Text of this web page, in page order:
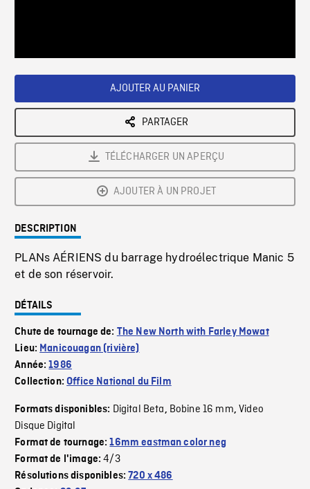
AJOUTER AU PANIER
PARTAGER
TÉLÉCHARGER UN APERÇU
AJOUTER À UN PROJET
DESCRIPTION
PLANs AÉRIENS du barrage hydroélectrique Manic 5
et de son réservoir.
DÉTAILS
Chute de tournage de: The New North with Farley Mowat
Lieu: Manicouagan (rivière)
Année:1986
Collection:Office National du Film
Formats disponibles: Digital Beta, Bobine 16 mm,Video
Disque Digital
Format de tournage:16mm eastman color neg
Format de l'image:4/3
Résolutions disponibles:720 x 486